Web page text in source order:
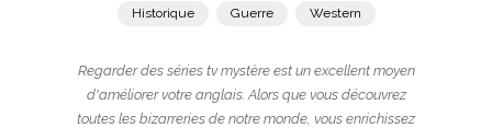
Historique Guerre Western
Regarder des séries tv mystère est un excellent moyen
d'améliorer votre anglais. Alors que vous découvrez
toutes les bizarreries de notre monde, vous enrichissez